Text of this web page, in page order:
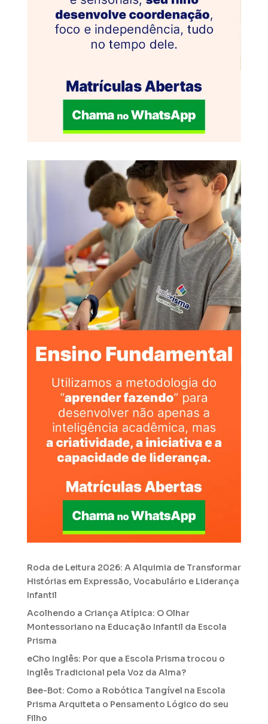
Roda de Leitura 2026: A Alquimia de Transformar
Histórias em Expressão, Vocabulário e Liderança
Infantil
Acolhendo a Criança Atípica: O Olhar
Montessoriano na Educação Infantil da Escola
Prisma
eCho Inglês: Por que a Escola Prisma trocou o
Inglês Tradicional pela Voz da Alma?
Bee-Bot: Como a Robótica Tangível na Escola
Prisma Arquiteta o Pensamento Lógico do seu
Filho